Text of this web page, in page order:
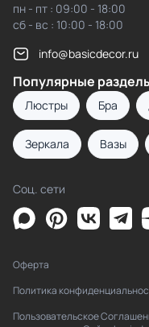
пн - пт : 09:00 - 18:00
сб - вс : 10:00 - 18:00
info@basicdecor.ru
Популярные
Люстры Бра
Зеркала Вазы
Соц. сети
Оферта
Политика
Пользовательское